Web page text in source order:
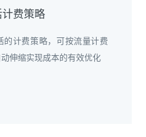
计费策略
的计费策略，可按流量计费
伸缩实现成本的有效优化